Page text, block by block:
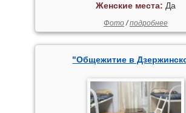
Женские места: Да
Фото/подробнее
"Общежитие в